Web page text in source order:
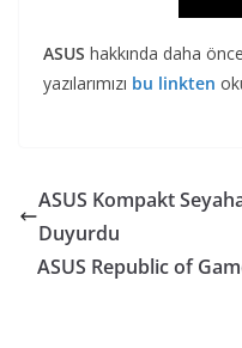
ASUS hakkında daha
yazılarımızı bu linkten
ASUS Kompakt
Duyurdu
ASUS Republic of